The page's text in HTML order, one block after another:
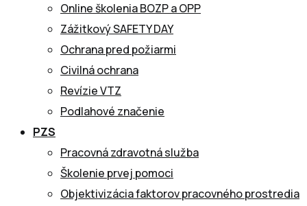
Online školenia BOZP a OPP
Zážitkový SAFETY DAY
Ochrana pred požiarmi
Civilná ochrana
Revízie VTZ
Podlahové značenie
PZS
Pracovná zdravotná služba
Školenie prvej pomoci
Objektivizácia faktorov pracovného prostredia